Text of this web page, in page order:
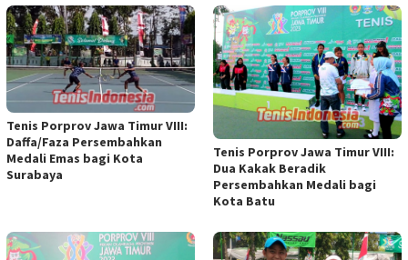
Tenis Porprov Jawa Timur VIII:
Daffa/Faza Persembahkan
Medali Emas bagi Kota
Surabaya
Tenis Porprov Jawa Timur VIII:
Dua Kakak Beradik
Persembahkan Medali bagi
Kota Batu